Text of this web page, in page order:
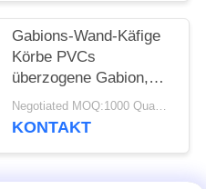
Gabions-Wand-Käfige
Körbe PVCs
überzogene Gabion,
Gabions-Kasten für
Uferbefestigung
Negotiated MOQ:1000 Quadratmeter
KONTAKT